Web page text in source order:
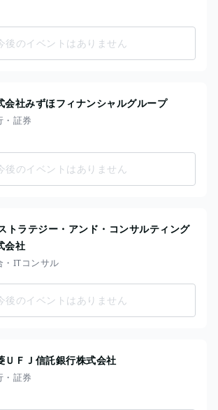
後のイベントはありません
会社みずほフィナンシャルグループ
・証券
後のイベントはありません
トラテジー・アンド・コンサルティング
会社
・ITコンサル
後のイベントはありません
ＵＦＪ信託銀行株式会社
・証券